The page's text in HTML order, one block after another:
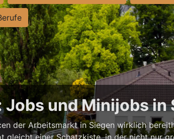
und Minijobs in
der Arbeitsmarkt in Siegen wirklich